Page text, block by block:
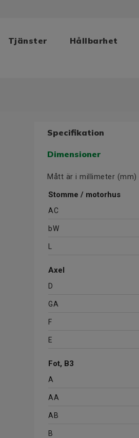
Tjänster Hållbarhet
Specifikation
Dimensioner
Mått är i millimeter
Stomme / motorhus
AC
bW
Axel
D
GA
F
E
Fot, B3
A
AA
AB
B